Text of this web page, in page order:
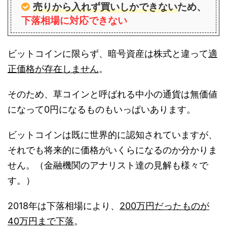
売りから入れず買いしかできないため、
下落相場に対応できない
ビットコインに限らず、暗号資産は株式と違って適
正価格が存在しません。
そのため、草コインと呼ばれる中小の通貨は無価値
になって0円になるものもいっぱいあります。
ビットコインは既に世界的に認知されていますが、
それでも将来的に価格がいくらになるのか分かりま
せん。（金融機関のアナリスト達の見解も様々で
す。）
2018年は下落相場により、 200万円だったものが
40万円まで下落。